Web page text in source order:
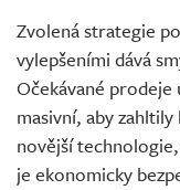
Zvolená strategie
vylepšeními dává
Očekávané
masivní, aby zahltily
novější
je ekonomicky